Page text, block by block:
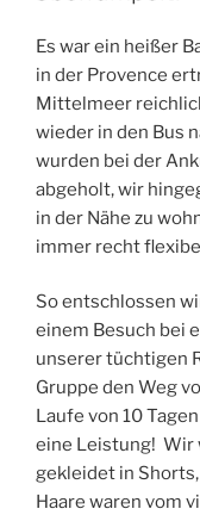
Es war ein heißer
in der Provence
Mittelmeer
wieder in den Bus
wurden bei der
abgeholt, wir
in der Nähe zu
immer recht
So entschlossen
einem Besuch bei
unserer tüchtigen
Gruppe den Weg
Laufe von 10
eine Leistung! Wir
gekleidet in
Haare waren vom